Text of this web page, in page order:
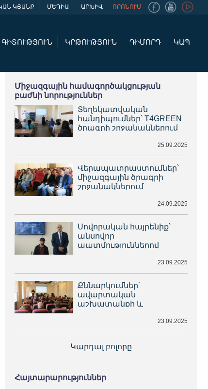
ՈՐՈՆՈՒՄ
ԱՐԽԻՎ
ԿՅԱՆՔ ՄԵԴԻԱ
ԳԻՏՈՒԹՅՈՒՆ ԿՐԹՈՒԹՅՈՒՆ ԴԻՄՈՐԴ ԿԱՊ
Միջազգային համագործակցության
բաժնի նորություններ
Տեղեկատվական
հանդիպումներ՝ T4GREEN
ծրագրի շրջանակներում
25.09.2025
Վերապատրաստումներ՝
միջազգային ծրագրի
շրջանակներում
24.09.2025
Սովորական հայրենիք՝
անսովոր
պատմություններով
23.09.2025
Քննարկումներ՝
ավարտական
աշխատանքի և
23.09.2025
Կարդալ բոլորը
Հայտարարություններ